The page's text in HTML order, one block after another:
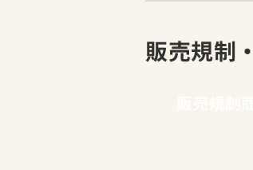
販売規制